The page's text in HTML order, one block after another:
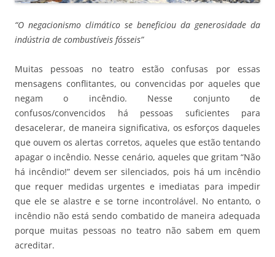
“O negacionismo climático se beneficiou da generosidade da
indústria de combustíveis fósseis”
Muitas pessoas no teatro estão confusas por essas
mensagens conflitantes, ou convencidas por aqueles que
negam o incêndio. Nesse conjunto de
confusos/convencidos há pessoas suficientes para
desacelerar, de maneira significativa, os esforços daqueles
que ouvem os alertas corretos, aqueles que estão tentando
apagar o incêndio. Nesse cenário, aqueles que gritam “Não
há incêndio!” devem ser silenciados, pois há um incêndio
que requer medidas urgentes e imediatas para impedir
que ele se alastre e se torne incontrolável. No entanto, o
incêndio não está sendo combatido de maneira adequada
porque muitas pessoas no teatro não sabem em quem
acreditar.